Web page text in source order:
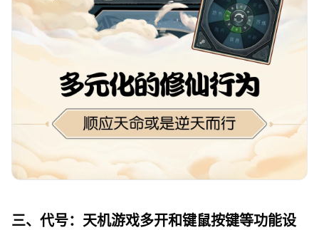
三、代号：天机游戏多开和键鼠按键等功能设